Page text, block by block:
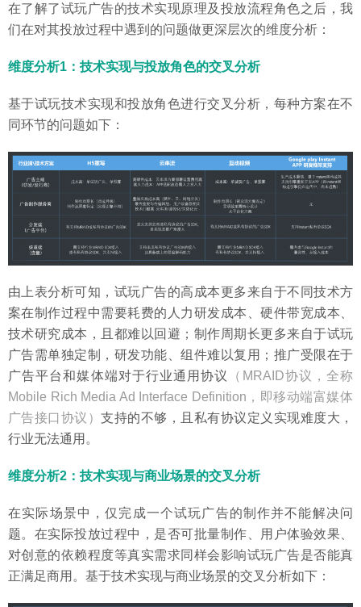
在了解了试玩广告的技术实现原理及投放流程角色之后，我
们在对其投放过程中遇到的问题做更深层次的维度分析：
维度分析1：技术实现与投放角色的交叉分析
基于试玩技术实现和投放角色进行交叉分析，每种方案在不
同环节的问题如下：
由上表分析可知，试玩广告的高成本更多来自于不同技术方
案在制作过程中需要耗费的人力研发成本、硬件带宽成本、
技术研究成本，且都难以回避；制作周期长更多来自于试玩
广告需单独定制，研发功能、组件难以复用；推广受限在于
广告平台和媒体端对于行业通用协议
（MRAID协议，全称
Mobile Rich Media Ad Interface Definition，即移动端富媒体
广告接口协议）支持的不够，且私有协议定义实现难度大，
行业无法通用。
维度分析2：技术实现与商业场景的交叉分析
在实际场景中，仅完成一个试玩广告的制作并不能解决问
题。在实际投放过程中，是否可批量制作、用户体验效果、
对创意的依赖程度等真实需求同样会影响试玩广告是否能真
正满足商用。基于技术实现与商业场景的交叉分析如下：